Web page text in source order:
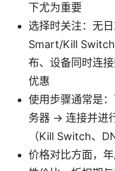
下尤为重要
选择时关注：无
Smart/Kill
布、设备同时连
优惠
使用步骤通常是
务器 → 连接并进
（Kill Switch、
价格对比方面，